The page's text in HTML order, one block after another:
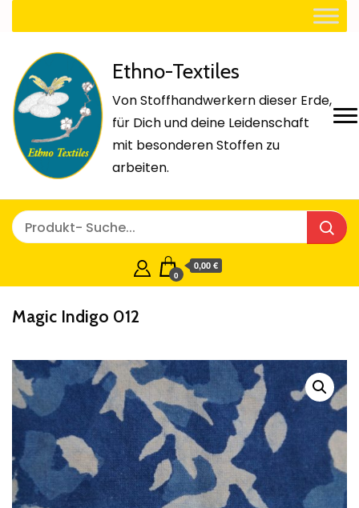
Ethno-Textiles
Von Stoffhandwerkern dieser Erde,
für Dich und deine Leidenschaft
mit besonderen Stoffen zu
arbeiten.
0
0,00 €
Magic Indigo 012